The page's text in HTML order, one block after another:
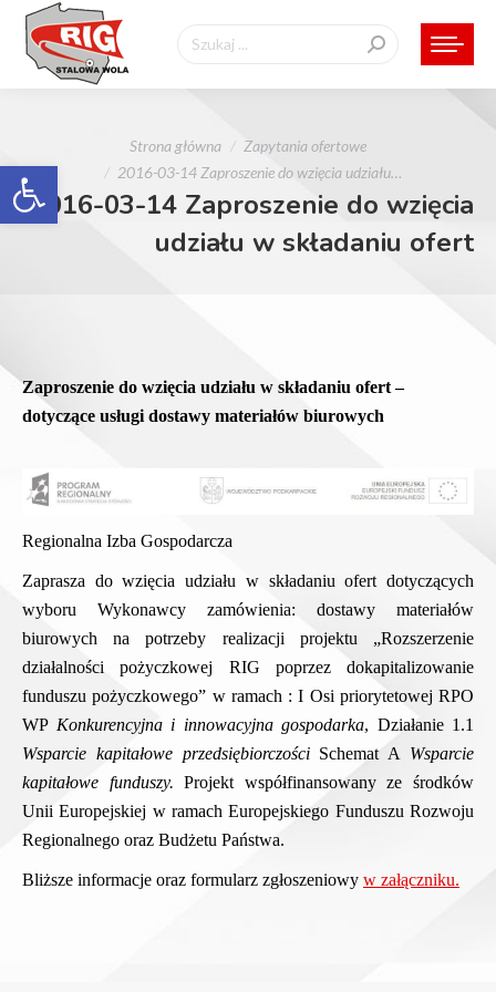
Otwórz pasek narzędzi
Szukaj:
Strona główna
Zapytania ofertowe
2016-03-14 Zaproszenie do wzięcia udziału…
2016-03-14 Zaproszenie do wzięcia
udziału w składaniu ofert
Zaproszenie do wzięcia udziału w składaniu ofert –
dotyczące usługi dostawy materiałów biurowych
Regionalna Izba Gospodarcza
Zaprasza do wzięcia udziału w składaniu ofert dotyczących
wyboru Wykonawcy zamówienia: dostawy materiałów
biurowych na potrzeby realizacji projektu „Rozszerzenie
działalności pożyczkowej RIG poprzez dokapitalizowanie
funduszu pożyczkowego” w ramach : I Osi priorytetowej RPO
WP Konkurencyjna i innowacyjna gospodarka, Działanie 1.1
Wsparcie kapitałowe przedsiębiorczościSchemat A Wsparcie
kapitałowe funduszy.Projekt współfinansowany ze środków
Unii Europejskiej w ramach Europejskiego Funduszu Rozwoju
Regionalnego oraz Budżetu Państwa.
Bliższe informacje oraz formularz zgłoszeniowy w załączniku.